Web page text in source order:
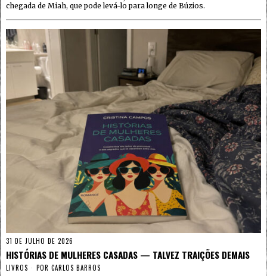
chegada de Miah, que pode levá-lo para longe de Búzios.
31 DE JULHO DE 2026
HISTÓRIAS DE MULHERES CASADAS — TALVEZ TRAIÇÕES DEMAIS
LIVROS POR CARLOS BARROS